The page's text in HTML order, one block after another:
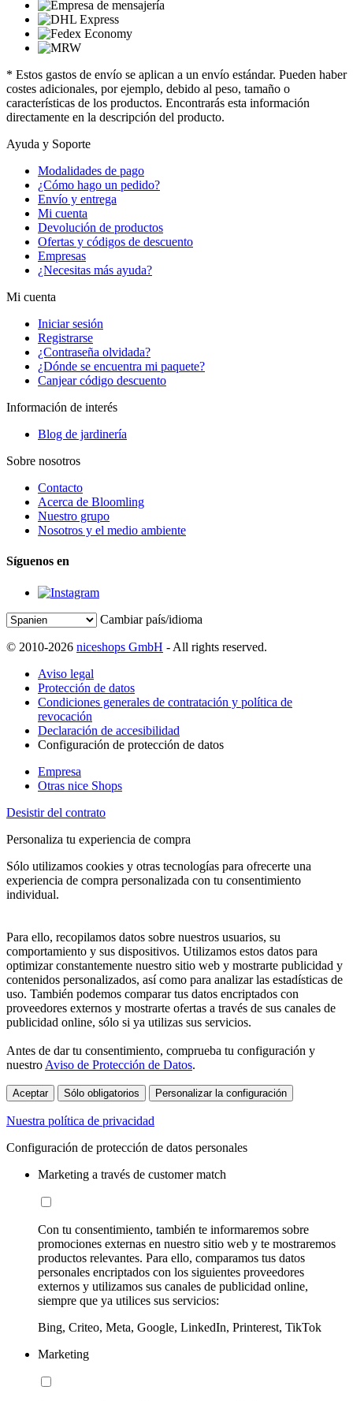
* Estos gastos de envío se aplican a un envío estándar. Pueden haber
costes adicionales, por ejemplo, debido al peso, tamaño o
características de los productos. Encontrarás esta información
directamente en la descripción del producto.
Ayuda y Soporte
Modalidades de pago
¿Cómo hago un pedido?
Envío y entrega
Mi cuenta
Devolución de productos
Ofertas y códigos de descuento
Empresas
¿Necesitas más ayuda?
Mi cuenta
Iniciar sesión
Registrarse
¿Contraseña olvidada?
¿Dónde se encuentra mi paquete?
Canjear código descuento
Información de interés
Blog de jardinería
Sobre nosotros
Contacto
Acerca de Bloomling
Nuestro grupo
Nosotros y el medio ambiente
Síguenos en
Cambiar país/idioma
© 2010-2026 niceshops GmbH - All rights reserved.
Aviso legal
Protección de datos
Condiciones generales de contratación y política de
revocación
Declaración de accesibilidad
Configuración de protección de datos
Empresa
Otras nice Shops
Desistir del contrato
Personaliza tu experiencia de compra
Sólo utilizamos cookies y otras tecnologías para ofrecerte una
experiencia de compra personalizada con tu consentimiento
individual.
Para ello, recopilamos datos sobre nuestros usuarios, su
comportamiento y sus dispositivos. Utilizamos estos datos para
optimizar constantemente nuestro sitio web y mostrarte publicidad y
contenidos personalizados, así como para analizar las estadísticas de
uso. También podemos comparar tus datos encriptados con
proveedores externos y mostrarte ofertas a través de sus canales de
publicidad online, sólo si ya utilizas sus servicios.
Antes de dar tu consentimiento, comprueba tu configuración y
nuestro Aviso de Protección de Datos.
Aceptar Sólo obligatorios Personalizar la configuración
Nuestra política de privacidad
Configuración de protección de datos personales
Marketing a través de customer match
Con tu consentimiento, también te informaremos sobre
promociones externas en nuestro sitio web y te mostraremos
productos relevantes. Para ello, comparamos tus datos
personales encriptados con los siguientes proveedores
externos y utilizamos sus canales de publicidad online,
siempre que ya utilices sus servicios:
Bing, Criteo, Meta, Google, LinkedIn, Printerest, TikTok
Marketing